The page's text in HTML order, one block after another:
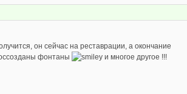
он сейчас на реставрации, а окончание
фонтаны
и многое другое !!!